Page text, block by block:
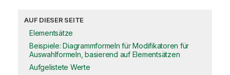
AUF DIESER SEITE
Elementsätze
Beispiele: Diagrammformeln für Modifikatoren für
Auswahlformeln, basierend auf Elementsätzen
Aufgelistete Werte